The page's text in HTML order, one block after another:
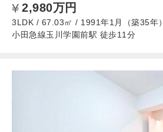
2,980万円
3LDK / 67.03㎡ / 1991年1月（築35年）
小田急線玉川学園前駅 徒歩11分